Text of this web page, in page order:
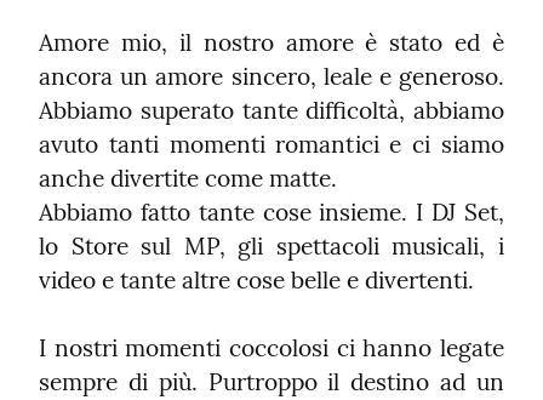
Amore mio, il nostro amore è stato ed è
ancora un amore sincero, leale e generoso.
Abbiamo superato tante difficoltà, abbiamo
avuto tanti momenti romantici e ci siamo
anche divertite come matte.
Abbiamo fatto tante cose insieme. I DJ Set,
lo Store sul MP, gli spettacoli musicali, i
video e tante altre cose belle e divertenti.
I nostri momenti coccolosi ci hanno legate
sempre di più. Purtroppo il destino ad un